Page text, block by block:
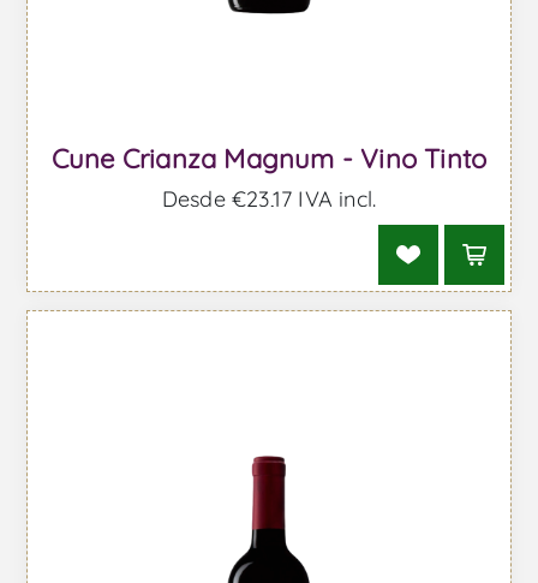
Cune Crianza Magnum - Vino Tinto
Desde €23,17 IVA incl.